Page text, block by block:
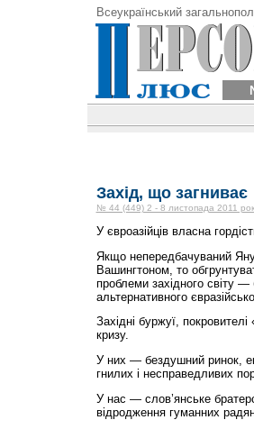
Всеукраїнський
Захід, що загниває
№ 44 (449) 2 - 8 листопада 2011
У євроазійців власна
Якщо непередбачуваний
Вашингтоном, то
проблеми західного світу —
альтернативного
Західні буржуї,
кризу.
У них — бездушний ринок,
гнилих і несправедливих
У нас — слов’янське
відродження гуманних